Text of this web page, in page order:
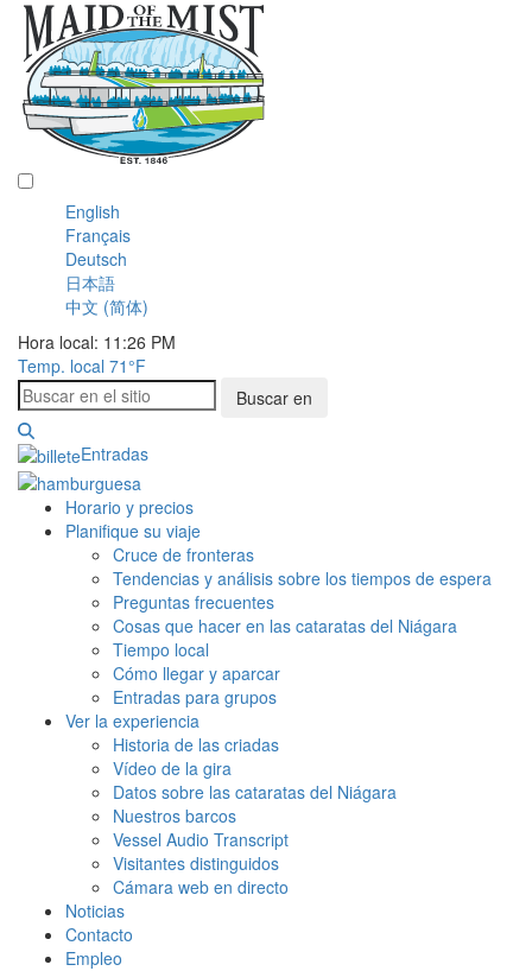
English
Français
Deutsch
日本語
中文 (简体)
Hora local: 11:26 PM
Temp. local 71°F
Buscar en
Entradas
Horario y precios
Planifique su viaje
Cruce de fronteras
Tendencias y análisis sobre los tiempos de espera
Preguntas frecuentes
Cosas que hacer en las cataratas del Niágara
Tiempo local
Cómo llegar y aparcar
Entradas para grupos
Ver la experiencia
Historia de las criadas
Vídeo de la gira
Datos sobre las cataratas del Niágara
Nuestros barcos
Vessel Audio Transcript
Visitantes distinguidos
Cámara web en directo
Noticias
Contacto
Empleo